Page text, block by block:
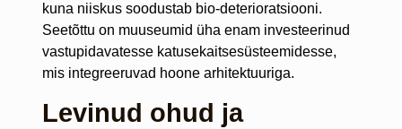
kuna niiskus soodustab bio-deterioratsiooni.
Seetõttu on muuseumid üha enam investeerinud
vastupidavatesse katusekaitsesüsteemidesse,
mis integreeruvad hoone arhitektuuriga.
Levinud ohud ja